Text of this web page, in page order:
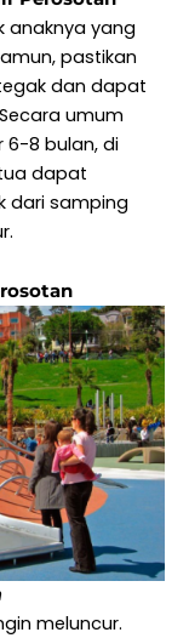
anaknya yang
pastikan
dan dapat
umum
6-8 bulan, di
dapat
dari samping
meluncur.